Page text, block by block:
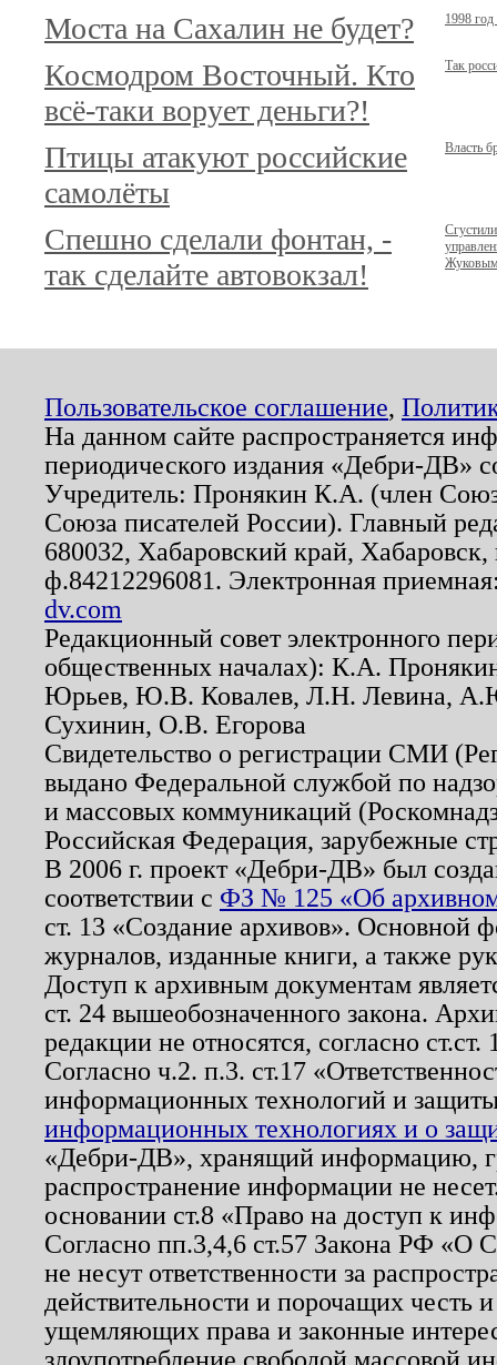
Моста на Сахалин не будет? 1998 год
Космодром Восточный. Кто
всё-таки ворует деньги?!
Так
Птицы атакуют российские
самолёты
Власть
Спешно сделали фонтан, -
так сделайте автовокзал!
Пользовательское соглашение,
На данном сайте распространяется
периодического издания «Дебри-ДВ»
Учредитель: Пронякин К.А. (член
Союза писателей России). Главный
680032, Хабаровский край,
ф.84212296081. Электронная
dv.com
Редакционный совет электронного
общественных началах): К.А.
Юрьев, Ю.В. Ковалев, Л.Н. Левина,
Сухинин, О.В. Егорова
Свидетельство о регистрации СМИ
выдано Федеральной службой по
и массовых коммуникаций
Российская Федерация, зарубежные
В 2006 г. проект «Дебри-ДВ» был
соответствии с ФЗ № 125 «Об
ст. 13 «Создание архивов». Основной
журналов, изданные книги, а также
Доступ к архивным документам
ст. 24 вышеобозначенного закона.
редакции не относятся, согласно
Согласно ч.2. п.3. ст.17
информационных технологий и
информационных технологиях и о
«Дебри-ДВ», хранящий информацию,
распространение информации не
основании ст.8 «Право на доступ к
Согласно пп.3,4,6 ст.57 Закона РФ «О
не несут ответственности за
действительности и порочащих честь
ущемляющих права и законные
злоупотребление свободой массовой